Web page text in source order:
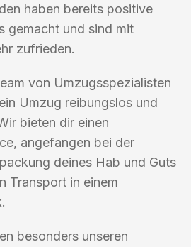
haben bereits positive
gemacht und sind mit
zufrieden.
von Umzugsspezialisten
Umzug reibungslos und
bieten dir einen
angefangen bei der
deines Hab und Guts
Transport in einem
besonders unseren